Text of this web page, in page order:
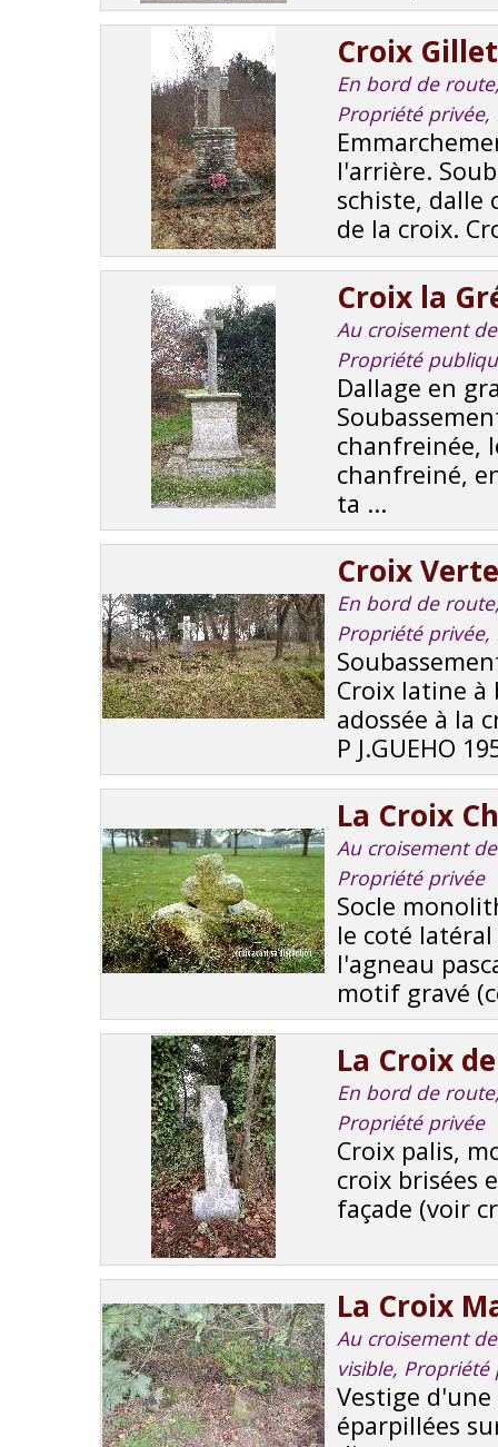
Croix
En bord de
Propriété privée,
l'arrière.
schiste, dalle
de la croix.
Croix la
Au croisement
Propriété
Dallage en
chanfreinée,
chanfreiné,
ta ...
Croix Verte
En bord de
Propriété
Croix latine à
adossée à la
P J.GUEHO
La Croix
Au croisement
Propriété privée
Socle
le coté
l'agneau
motif gravé
La Croix
En bord de
Propriété privée
Croix palis,
croix brisées
façade (voir
La Croix
Au croisement
visible, Propriété
Vestige
éparpillées